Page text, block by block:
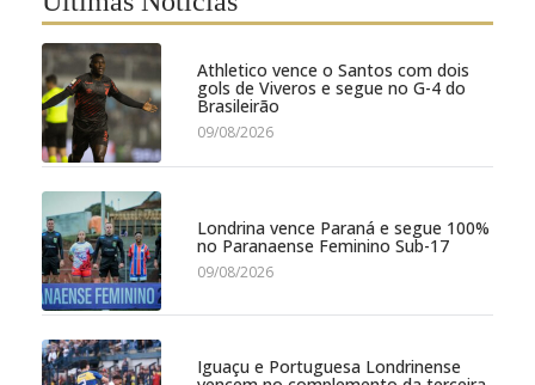
Athletico vence o Santos com dois
gols de Viveros e segue no G-4 do
Brasileirão
09/08/2026
Londrina vence Paraná e segue 100%
no Paranaense Feminino Sub-17
09/08/2026
Iguaçu e Portuguesa Londrinense